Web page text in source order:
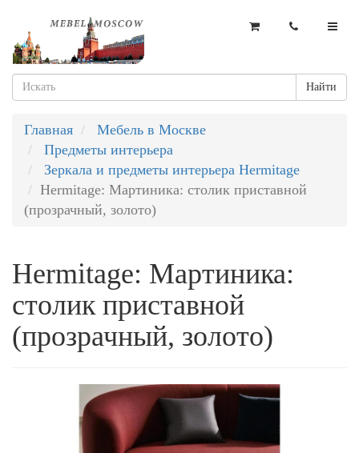
Найти
Главная
Мебель в Москве
Предметы интерьера
Зеркала и предметы интерьера Hermitage
Hermitage: Мартиника: столик приставной
(прозрачный, золото)
Hermitage: Мартиника:
столик приставной
(прозрачный, золото)